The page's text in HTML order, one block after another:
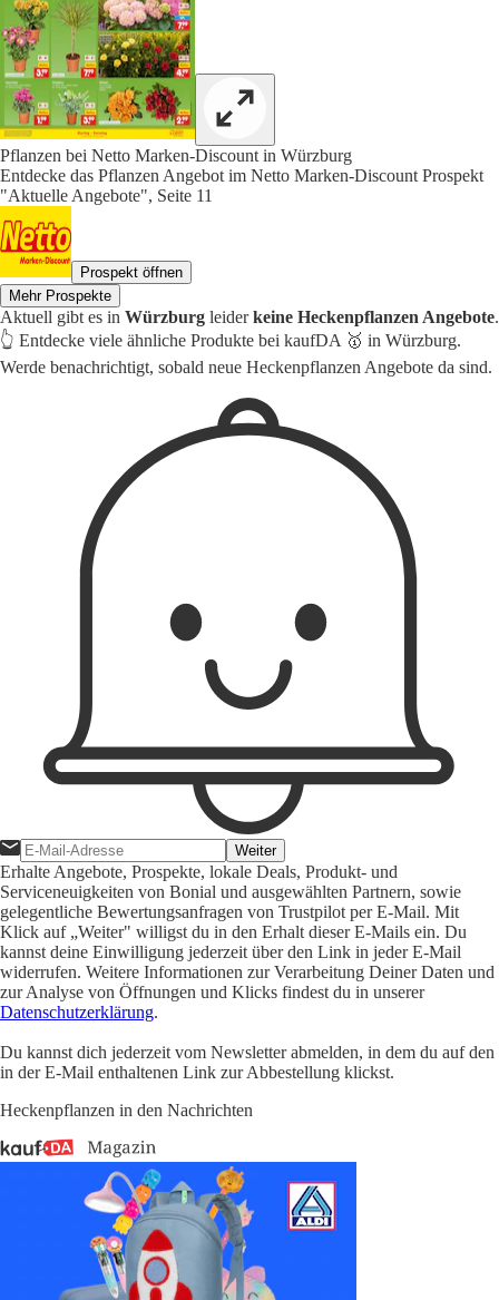
Pflanzen bei Netto Marken-Discount in Würzburg
Entdecke das Pflanzen Angebot im Netto Marken-Discount Prospekt
"Aktuelle Angebote", Seite 11
Prospekt öffnen
Mehr Prospekte
Aktuell gibt es in Würzburg leiderkeine Heckenpflanzen Angebote.
👆 Entdecke viele ähnliche Produkte bei kaufDA 🥇 in Würzburg.
Werde benachrichtigt, sobald neue Heckenpflanzen Angebote da sind.
Weiter
Erhalte Angebote, Prospekte, lokale Deals, Produkt- und
Serviceneuigkeiten von Bonial und ausgewählten Partnern, sowie
gelegentliche Bewertungsanfragen von Trustpilot per E-Mail. Mit
Klick auf „Weiter" willigst du in den Erhalt dieser E-Mails ein. Du
kannst deine Einwilligung jederzeit über den Link in jeder E-Mail
widerrufen. Weitere Informationen zur Verarbeitung Deiner Daten und
zur Analyse von Öffnungen und Klicks findest du in unserer
Datenschutzerklärung.
Du kannst dich jederzeit vom Newsletter abmelden, in dem du auf den
in der E-Mail enthaltenen Link zur Abbestellung klickst.
Heckenpflanzen in den Nachrichten